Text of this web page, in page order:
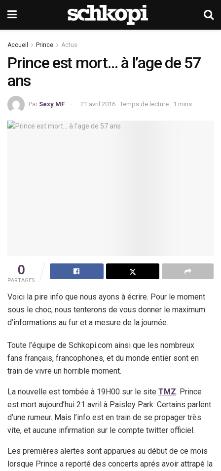
Accueil Prince Actus
Prince est mort… à l’age de 57
ans
Par Sexy MF 21 avril 2016 Temps de lecture : 1 mins
0
PARTAGES
Voici la pire info que nous ayons à écrire. Pour le moment
sous le choc, nous tenterons de vous donner le maximum
d’informations au fur et a mesure de la journée.
Toute l’équipe de Schkopi.com ainsi que les nombreux
fans français, francophones, et du monde entier sont en
train de vivre un horrible moment.
La nouvelle est tombée à 19H00 sur le site TMZ. Prince
est mort aujourd’hui 21 avril à Paisley Park. Certains parlent
d’une rumeur. Mais l’info est en train de se propager très
vite, et aucune infirmation sur le compte twitter officiel.
Les premières alertes sont apparues au début de ce mois
lorsque Prince a reporté des concerts aprés avoir attrapé la